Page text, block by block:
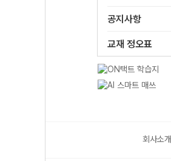
공지사항
교재 정오표
회사소개